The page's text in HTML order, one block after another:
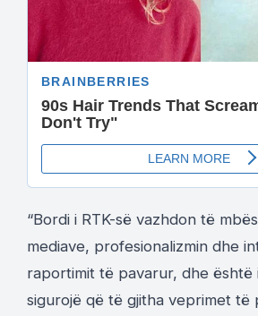
“Bordi i RTK-së vazhdon të
mediave, profesionalizmin dhe
raportimit të pavarur, dhe është
sigurojë që të gjitha veprimet të